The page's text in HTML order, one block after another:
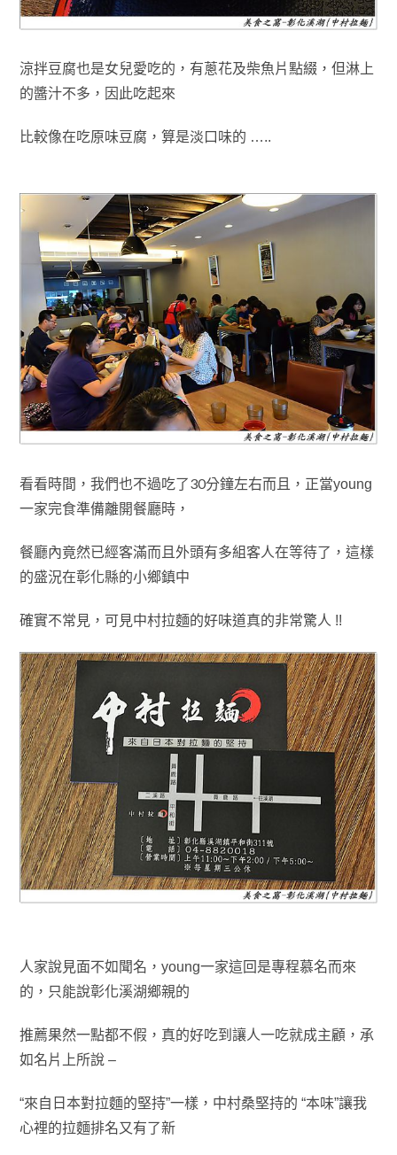
涼拌豆腐也是女兒愛吃的，有蔥花及柴魚片點綴 ，但淋上
的醬汁不多 ， 因此吃起來
比較像在吃原味豆腐，算是淡口味的 …..
看看時間 ， 我們也不過吃了30分鐘左右而且 ，正當young
一家完食準備離開餐廳時，
餐廳內竟然已經客滿而且外頭有多組客人在等待了 ， 這樣
的盛況在彰化縣的小鄉鎮中
確實不常見，可見中村拉麵的好味道真的非常驚人 !!
人家說見面不如聞名，young一家這回是專程慕名而來
的 ，只能說彰化溪湖鄉親的
推薦果然一點都不假 ，真的好吃到讓人一吃就成主顧 ，承
如名片上所說 –
“來自日本對拉麵的堅持”一樣，中村桑堅持的 “本味”讓我
心裡的拉麵排名又有了新